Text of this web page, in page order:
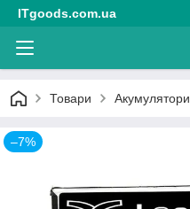
ITgoods.com.ua
Товари Акумулятори
–7%